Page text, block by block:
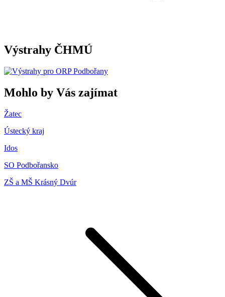
Výstrahy ČHMÚ
Mohlo by Vás zajímat
Žatec
Ústecký kraj
Idos
SO Podbořansko
ZŠ a MŠ Krásný Dvúr